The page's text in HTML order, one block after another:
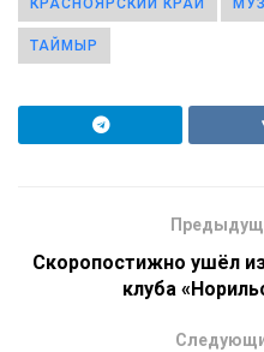
КРАСНОЯРСКИЙ КРАЙ
ТАЙМЫР
Скоропостижно ушёл
клуба